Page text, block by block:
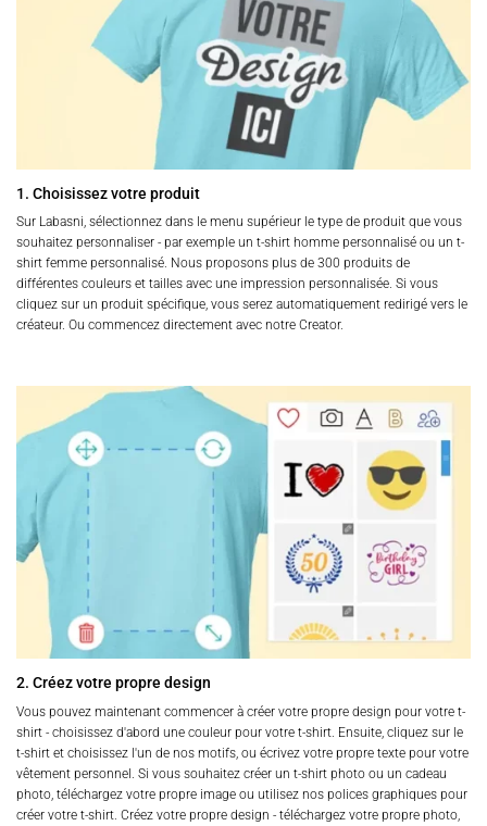
1. Choisissez votre produit
Sur Labasni, sélectionnez dans le menu supérieur le type de produit que vous
souhaitez personnaliser - par exemple un t-shirt homme personnalisé ou un t-
shirt femme personnalisé. Nous proposons plus de 300 produits de
différentes couleurs et tailles avec une impression personnalisée. Si vous
cliquez sur un produit spécifique, vous serez automatiquement redirigé vers le
créateur. Ou commencez directement avec notre Creator.
2. Créez votre propre design
Vous pouvez maintenant commencer à créer votre propre design pour votre t-
shirt - choisissez d'abord une couleur pour votre t-shirt. Ensuite, cliquez sur le
t-shirt et choisissez l'un de nos motifs, ou écrivez votre propre texte pour votre
vêtement personnel. Si vous souhaitez créer un t-shirt photo ou un cadeau
photo, téléchargez votre propre image ou utilisez nos polices graphiques pour
créer votre t-shirt. Créez votre propre design - téléchargez votre propre photo,